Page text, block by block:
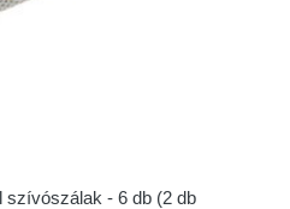
szívószálak - 6 db (2 db